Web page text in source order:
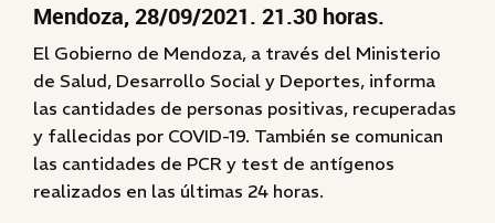
Mendoza, 28/09/2021. 21.30 horas.
El Gobierno de Mendoza, a través del Ministerio
de Salud, Desarrollo Social y Deportes, informa
las cantidades de personas positivas, recuperadas
y fallecidas por COVID-19. También se comunican
las cantidades de PCR y test de antígenos
realizados en las últimas 24 horas.